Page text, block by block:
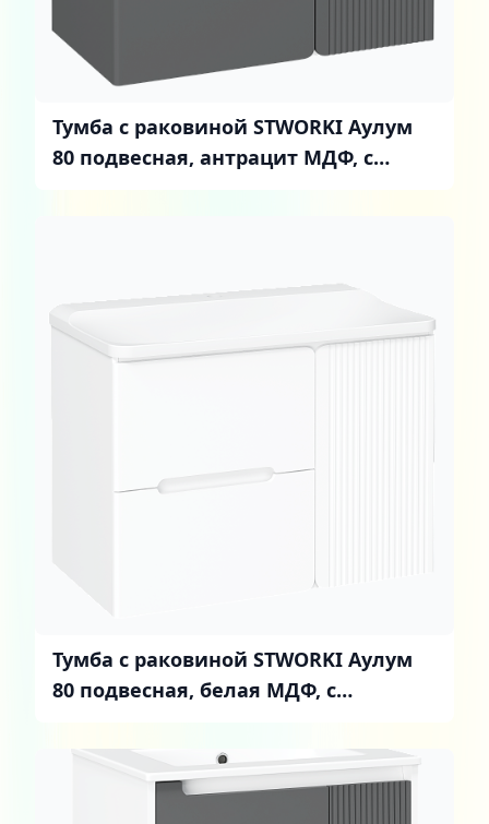
Тумба с раковиной STWORKI Аулум
80 подвесная, антрацит МДФ, с
Тумба с раковиной STWORKI Аулум
80 подвесная, белая МДФ, с